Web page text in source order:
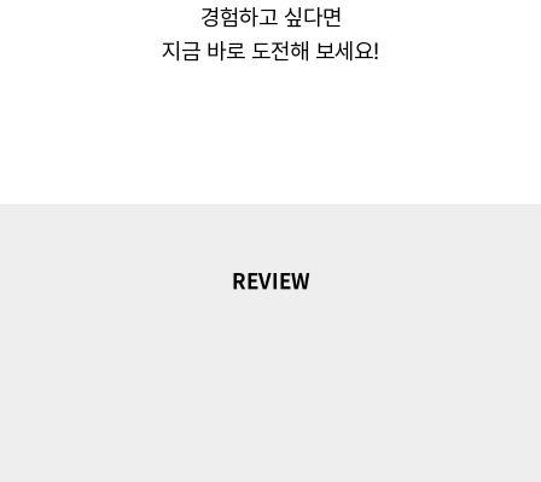
경험하고 싶다면
지금 바로 도전해 보세요!
REVIEW